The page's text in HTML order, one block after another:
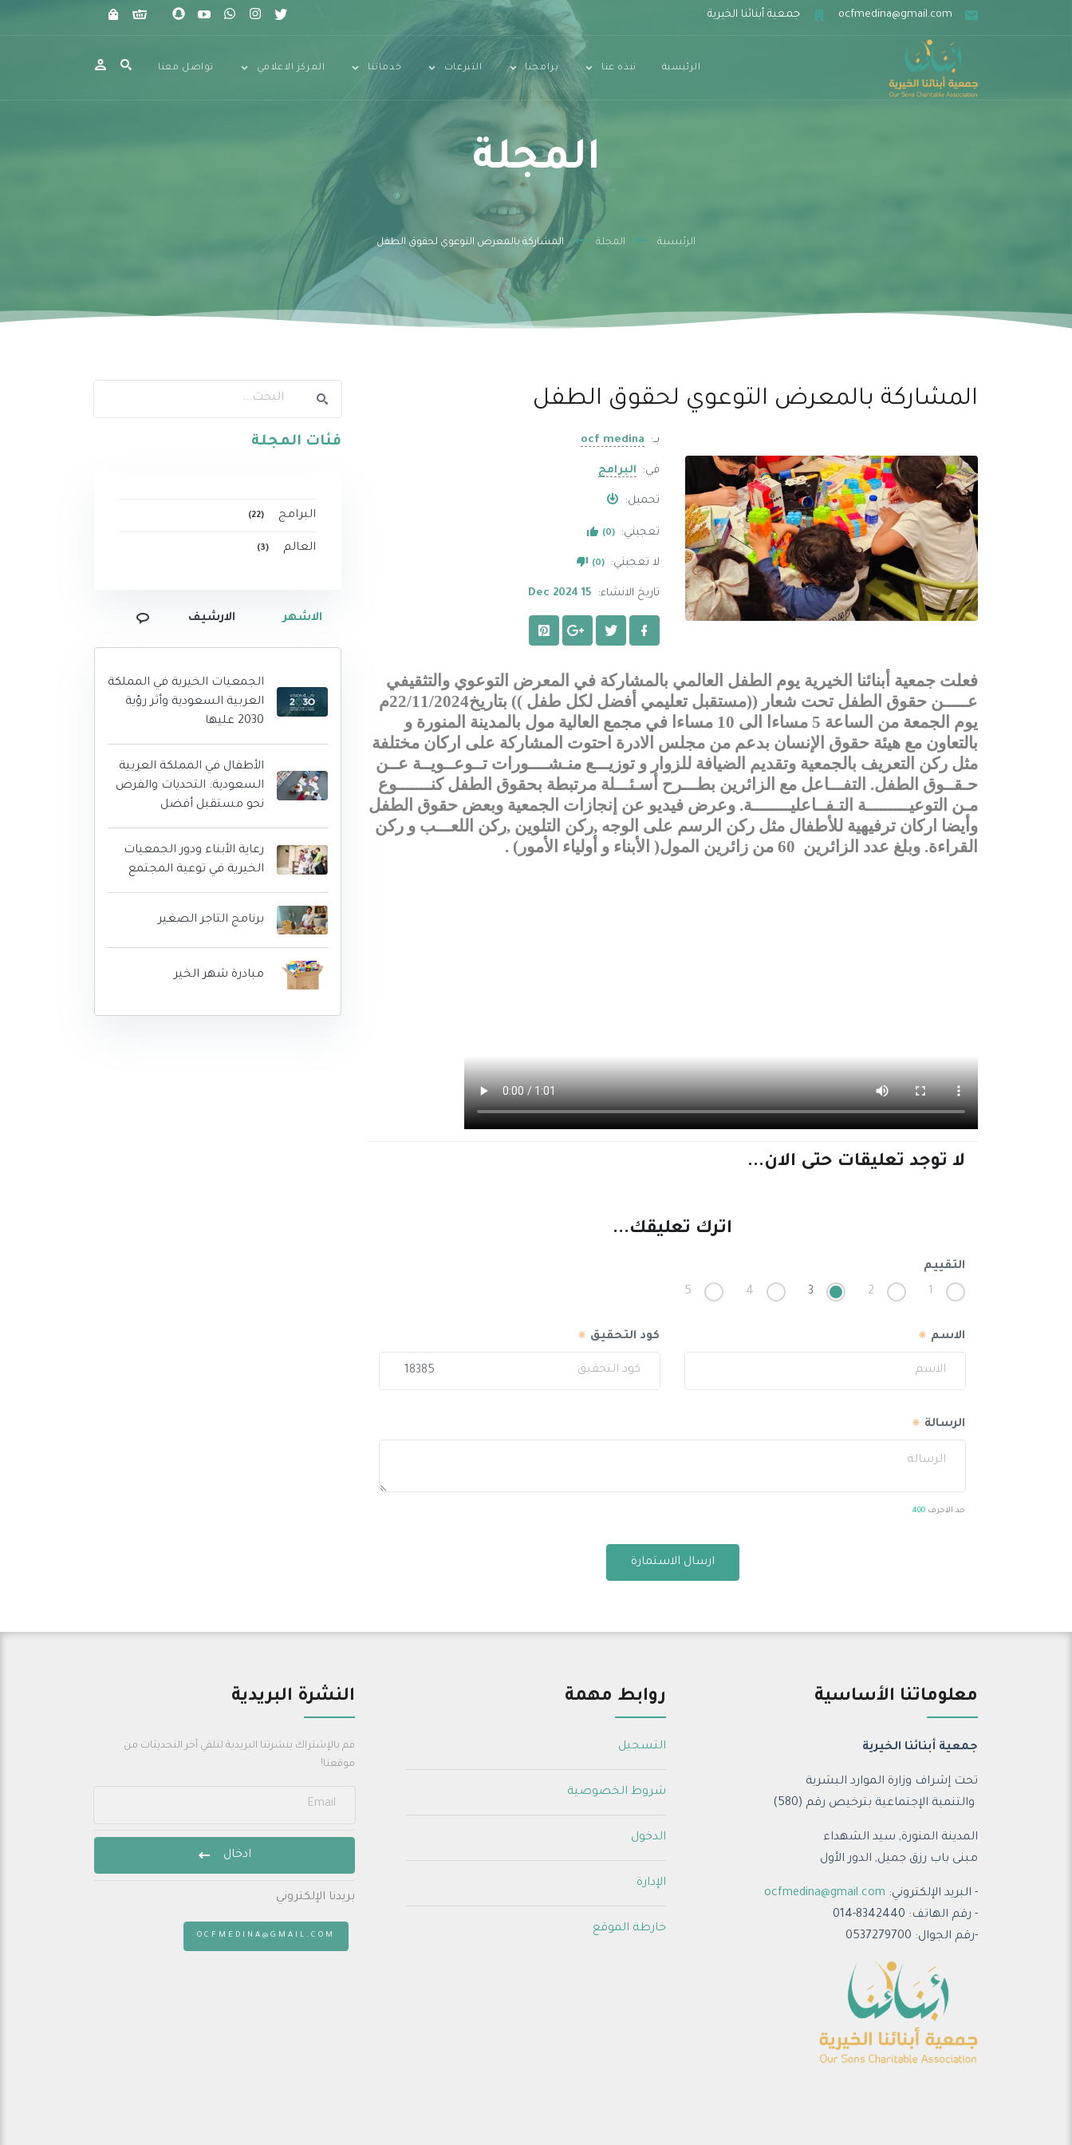
ocfmedina@gmail.com جمعية أبنائنا الخيرية
الرئيسية نبذه عنا برامجنا التبرعات خدماتنا المركز الاعلامي تواصل معنا
المجلة
الرئيسية المجلة المشاركة بالمعرض التوعوي لحقوق الطفل
المشاركة بالمعرض التوعوي لحقوق الطفل
بــ: ocf medina
في: البرامج
تحميل:
تعجبني: (0)
لا تعجبني: (0)
تاريخ الانشاء: 15 Dec 2024
فعلت جمعية أبنائنا الخيرية يوم الطفل العالمي بالمشاركة في المعرض التوعوي والتثقيفي
عـــــن حقوق الطفل تحت شعار ((مستقبل تعليمي أفضل لكل طفل )) بتاريخ22/11/2024م
يوم الجمعة من الساعة 5 مساءا الى 10 مساءا في مجمع العالية مول بالمدينة المنورة و
بالتعاون مع هيئة حقوق الإنسان بدعم من مجلس الادرة احتوت المشاركة على اركان مختلفة
مثل ركن التعريف بالجمعية وتقديم الضيافة للزوار و توزيـــع منـشــــورات تــوعــويــة عــن
حـقــوق الطفل. التفـــاعل مع الزائرين بطـــرح أسـئـــلة مرتبطة بحقوق الطفل كنـــــــوع
مـن التوعيـــــــــة التـفــاعليــــــــة. وعرض فيديو عن إنجازات الجمعية وبعض حقوق الطفل
وأيضا اركان ترفيهية للأطفال مثل ركن الرسم على الوجه ,ركن التلوين ,ركن اللعـــب و ركن
القراءة. وبلغ عدد الزائرين 60 من زائرين المول( الأبناء و أولياء الأمور) .
لا توجد تعليقات حتى الان...
اترك تعليقك...
التقييم
1
2
3
4
5
الاسم كود التحقيق
18385
الرسالة
حد الاحرف 400
ارسال الاستمارة
فئات المجلة
البرامج (22)
العالم (3)
الاشهر الارشيف
الجمعيات الخيرية في المملكة
العربية السعودية وأثر رؤية
2030 عليها
الأطفال في المملكة العربية
السعودية: التحديات والفرص
نحو مستقبل أفضل
رعاية الأبناء ودور الجمعيات
الخيرية في توعية المجتمع
برنامج التاجر الصغير
مبادرة شهر الخير
معلوماتنا الأساسية
جمعية أبنائنا الخيرية
تحت إشراف وزارة الموارد البشرية
والتنمية الإجتماعية بترخيص رقم (580)
المدينة المنورة, سيد الشهداء
مبنى باب رزق جميل, الدور الأول
- البريد الإلكتروني: ocfmedina@gmail.com
- رقم الهاتف: 8342440-014
-رقم الجوال: 0537279700
روابط مهمة
التسجيل
شروط الخصوصية
الدخول
الإدارة
خارطة الموقع
النشرة البريدية
قم بالإشتراك بنشرتنا البريدية لتلقي أخر التحديثات من
موقعنا!
ادخال
بريدنا الإلكتروني
OCFMEDINA@GMAIL.COM